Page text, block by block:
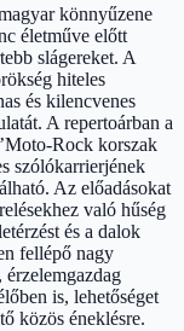
könnyűzene
életműve előtt
slágereket. A
hiteles
és kilencvenes
A repertoárban a
Rock korszak
szólókarrierjének
Az előadásokat
való hűség
és a dalok
fellépő nagy
is, lehetőséget
közös éneklésre.